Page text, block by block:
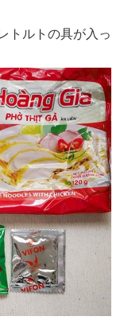
トルトの具が入っ